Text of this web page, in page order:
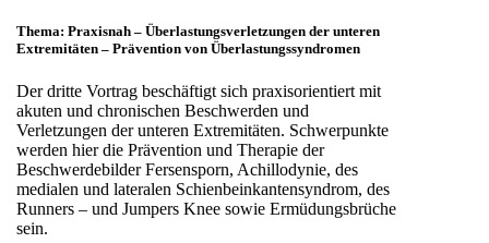
Thema:Praxisnah – Überlastungsverletzungen der unteren
Extremitäten –Prävention von Überlastungssyndromen
Der dritte Vortrag beschäftigt sich praxisorientiert mit
akuten und chronischen Beschwerden und
Verletzungen der unteren Extremitäten. Schwerpunkte
werden hier die Prävention und Therapie der
Beschwerdebilder Fersensporn, Achillodynie, des
medialen und lateralen Schienbeinkantensyndrom, des
Runners – und Jumpers Knee sowie Ermüdungsbrüche
sein.